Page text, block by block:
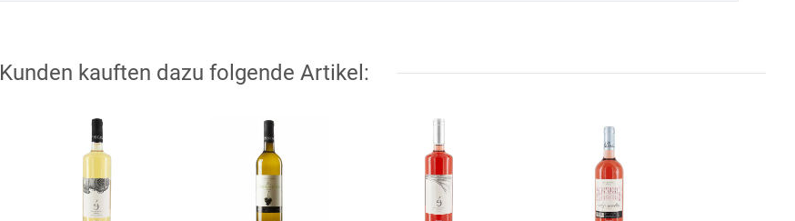
Kunden kauften dazu folgende Artikel: